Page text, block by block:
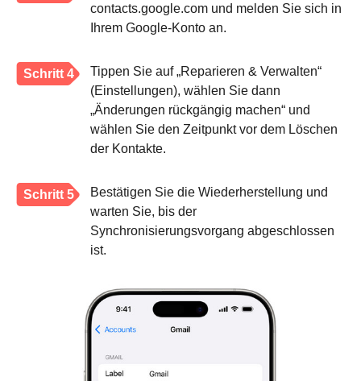
contacts.google.com und melden Sie sich in
Ihrem Google-Konto an.
Schritt 4
Tippen Sie auf „Reparieren & Verwalten“
(Einstellungen), wählen Sie dann
„Änderungen rückgängig machen“ und
wählen Sie den Zeitpunkt vor dem Löschen
der Kontakte.
Schritt 5
Bestätigen Sie die Wiederherstellung und
warten Sie, bis der
Synchronisierungsvorgang abgeschlossen
ist.